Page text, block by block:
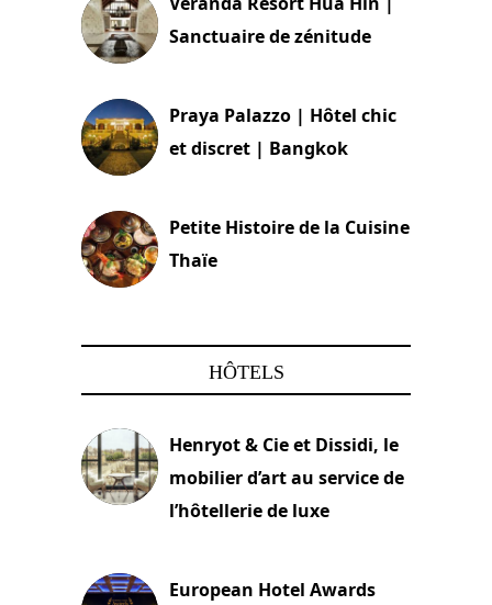
Sanctuaire de zénitude
Praya Palazzo | Hôtel chic
et discret | Bangkok
Petite Histoire de la Cuisine
Thaïe
HÔTELS
Henryot & Cie et Dissidi, le
mobilier d’art au service de
l’hôtellerie de luxe
European Hotel Awards